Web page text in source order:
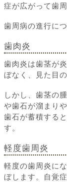
症が広がって歯
歯周病の進行に
歯肉炎
歯肉炎は歯茎が
ぼなく、見た目
しかし、歯茎の
や歯石が溜まり
歯石が蓄積する
す。
軽度歯周炎
軽度の歯周炎に
ぼします。自覚